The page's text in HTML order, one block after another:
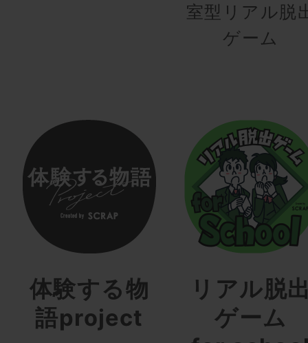
室型リアル脱
ゲーム
体験する物
語project
リアル脱
ゲーム